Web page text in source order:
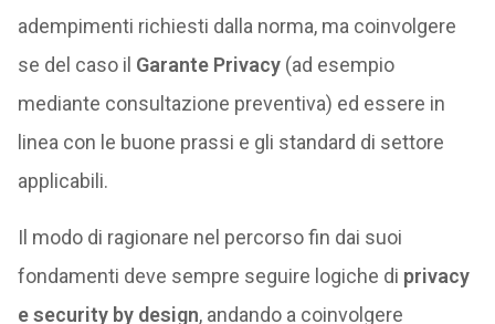
adempimenti richiesti dalla norma, ma coinvolgere
se del caso il Garante Privacy(ad esempio
mediante consultazione preventiva) ed essere in
linea con le buone prassi e gli standard di settore
applicabili.
Il modo di ragionare nel percorso fin dai suoi
fondamenti deve sempre seguire logiche di privacy
e security by design, andando a coinvolgere